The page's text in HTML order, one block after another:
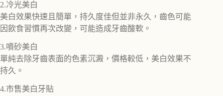
2.冷光美白
美白效果快速且簡單，持久度佳但並非永久，齒色可能
因飲食習慣再次改變，可能造成牙齒酸軟。
3.噴砂美白
單純去除牙齒表面的色素沉澱，價格較低，美白效果不
持久。
4.市售美白牙貼